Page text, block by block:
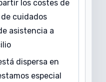
los costes de
cuidados
asistencia a
dispersa en
especial